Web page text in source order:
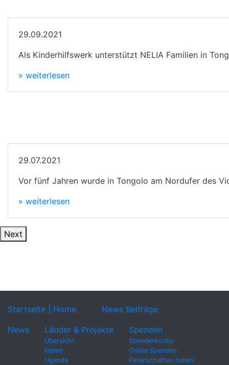
29.09.2021
Als Kinderhilfswerk unterstützt NELIA Familien in
» weiterlesen
29.07.2021
Vor fünf Jahren wurde in Tongolo am Nordufer des
» weiterlesen
Next
Startseite | Home
News Beiträge
News
Länder & Projekte
Übersicht
Indien
Uganda
Spenden
Spendenkonto
Online Spenden
Patenschaften Indien